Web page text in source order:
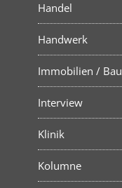
Handel
Handwerk
Immobilien / Bau
Interview
Klinik
Kolumne